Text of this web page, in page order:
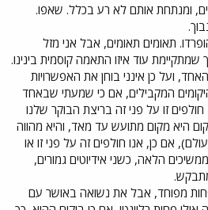
ומנתחת אותם לא רע בכלל. שאפו.
תאומים תאומים, אבל אני מזל
שמתקיימת עוד איזו התאמה קוסמית בינינו.
ועל כן אינני בוחן את האפשרויות
המקבילים, אם כי שמעתי שבאחד
זו על פני זה בריצת הבוקר שלנו
היא מקום מתועש עד מאד, והיא מהווה
אם כן, אנו חולפים זה על פני זו או
הלאה, כשני אידיוטים גמורים,
פחות מפוחד, אבל את נשואה באושר עם